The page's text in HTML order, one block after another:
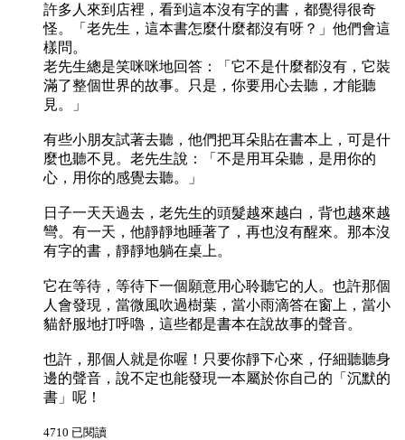
許多人來到店裡，看到這本沒有字的書，都覺得很奇
怪。「老先生，這本書怎麼什麼都沒有呀？」他們會這
樣問。
老先生總是笑咪咪地回答：「它不是什麼都沒有，它裝
滿了整個世界的故事。只是，你要用心去聽，才能聽
見。」
有些小朋友試著去聽，他們把耳朵貼在書本上，可是什
麼也聽不見。老先生說：「不是用耳朵聽，是用你的
心，用你的感覺去聽。」
日子一天天過去，老先生的頭髮越來越白，背也越來越
彎。有一天，他靜靜地睡著了，再也沒有醒來。那本沒
有字的書，靜靜地躺在桌上。
它在等待，等待下一個願意用心聆聽它的人。也許那個
人會發現，當微風吹過樹葉，當小雨滴答在窗上，當小
貓舒服地打呼嚕，這些都是書本在說故事的聲音。
也許，那個人就是你喔！只要你靜下心來，仔細聽聽身
邊的聲音，說不定也能發現一本屬於你自己的「沉默的
書」呢！
4710 已閱讀